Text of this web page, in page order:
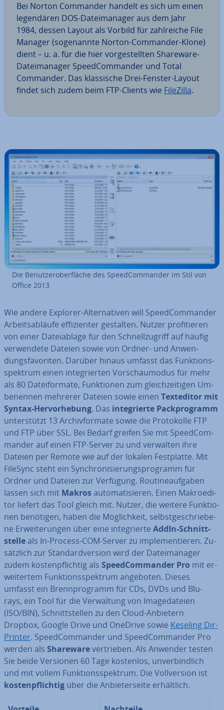
Bei Norton Commander handelt es sich um einen
le­gen­dä­ren DOS-Da­tei­ma­na­ger aus dem Jahr
1984, dessen Layout als Vorbild für zahl­rei­che File
Manager (so­ge­nann­te Norton-Commander-Klone)
dient – u. a. für die hier vor­ge­stell­ten Shareware-
Da­tei­ma­na­ger Speed­Com­man­der und Total
Commander. Das klas­si­sche Drei-Fenster-Layout
findet sich zudem beim FTP-Clients wie FileZilla.
Die Be­nut­zer­ober­flä­che des Speed­Com­man­der im Stil von
Office 2013
Wie andere Explorer-Al­ter­na­ti­ven will Speed­Com­man­der
Ar­beits­ab­läu­fe ef­fi­zi­en­ter gestalten. Nutzer pro­fi­tie­ren
von einer Da­tei­ab­la­ge für den Schnell­zu­griff auf häufig
ver­wen­de­te Dateien sowie von Ordner- und An­wen­
dungs­fa­vo­ri­ten. Darüber hinaus umfasst das Funk­ti­ons­
spek­trum einen in­te­grier­ten Vor­schau­mo­dus für mehr
als 80 Da­tei­for­ma­te, Funk­tio­nen zum gleich­zei­ti­gen Um­
be­nen­nen mehrerer Dateien sowie einen Text­edi­tor mit
Syntax-Her­vor­he­bung. Das in­te­grier­te Pack­pro­gramm
un­ter­stützt 13 Ar­chiv­for­ma­te sowie die Pro­to­kol­le FTP
und FTP über SSL. Bei Bedarf greifen Sie mit Speed­Com­
man­der auf einen FTP-Server zu und verwalten ihre
Dateien per Remote wie auf der lokalen Fest­plat­te. Mit
FileSync steht ein Syn­chro­ni­sie­rungs­pro­gramm für
Ordner und Dateien zur Verfügung. Rou­ti­ne­auf­ga­ben
lassen sich mit Makrosau­to­ma­ti­sie­ren. Einen Ma­kro­e­di­
tor liefert das Tool gleich mit. Nutzer, die weitere Funk­tio­
nen benötigen, haben die Mög­lich­keit, selbst­ge­schrie­be­
ne Er­wei­te­run­gen über eine in­te­grier­te AddIn-Schnitt­
stel­leals In-Process-COM-Server zu im­ple­men­tie­ren. Zu­
sätz­lich zur Stan­dard­ver­si­on wird der Da­tei­ma­na­ger
zudem kos­ten­pflich­tig als Speed­Com­man­der Pro mit er­
wei­ter­tem Funk­ti­ons­spek­trum angeboten. Dieses
umfasst ein Brenn­pro­gramm für CDs, DVDs und Blu-
rays, ein Tool für die Ver­wal­tung von Image­da­tei­en
(ISO/BIN), Schnitt­stel­len zu den Cloud-Anbietern
Dropbox, Google Drive und OneDrive sowie Keseling Dir­
Prin­ter. Speed­Com­man­der und Speed­Com­man­der Pro
werden als Sharewarever­trie­ben. Als Anwender testen
Sie beide Versionen 60 Tage kostenlos, un­ver­bind­lich
und mit vollem Funk­ti­ons­spek­trum. Die Voll­ver­si­on ist
kos­ten­pflich­tig über die An­bie­ter­sei­te er­hält­lich.